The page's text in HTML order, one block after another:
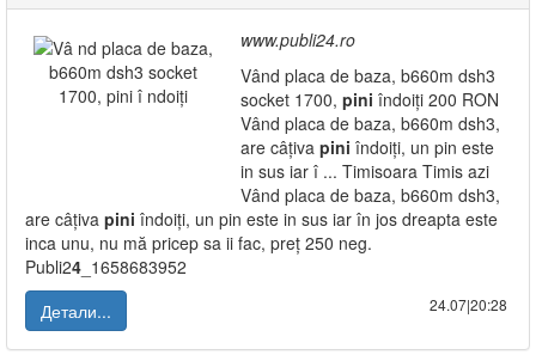
www.publi24.ro
Vând placa de baza, b660m dsh3
socket 1700, pini îndoiți 200 RON
Vând placa de baza, b660m dsh3,
are câțiva pini îndoiți, un pin este
in sus iar î ... Timisoara Timis azi
Vând placa de baza, b660m dsh3,
are câțiva pini îndoiți, un pin este in sus iar în jos dreapta este
inca unu, nu mă pricep sa ii fac, preț 250 neg.
Publi24 _1658683952
Детали...
24.07|20:28